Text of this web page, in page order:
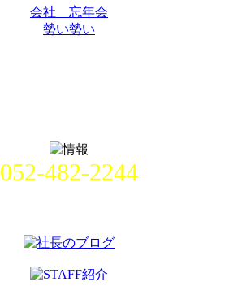
会社 忘年会
勢い勢い
052-482-2244